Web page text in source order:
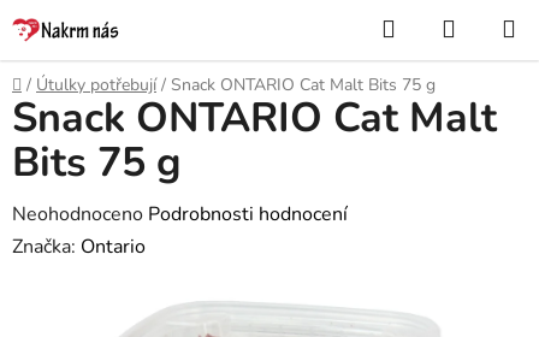
Přejít
na
obsah
Hledat
KOŠÍK
Domů
/ Útulky potřebují / Snack ONTARIO Cat Malt Bits 75 g
Snack ONTARIO Cat Malt
Bits 75 g
Průměrné
hodnocení
Neohodnoceno Podrobnosti hodnocení
Značka: Ontario